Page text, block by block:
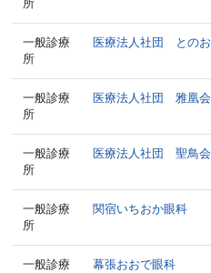
所
一般診療
所
医療法人社団 との
一般診療
所
医療法人社団 雅凰
一般診療
所
医療法人社団 聖鳥
一般診療
所
関宿いちおか眼科
一般診療
幕張おおで眼科